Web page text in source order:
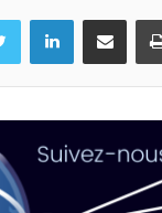
Twitter LinkedinPartager par email